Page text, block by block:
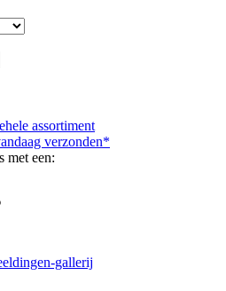
assortiment
verzonden*
met een:
gallerij